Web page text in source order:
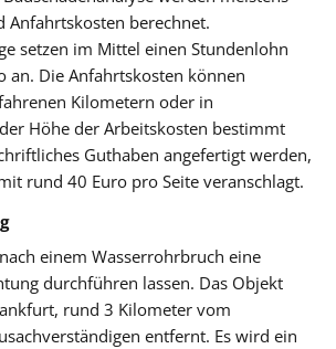
Anfahrtskosten berechnet.
setzen im Mittel einen Stundenlohn
an. Die Anfahrtskosten können
Kilometern oder in
Höhe der Arbeitskosten bestimmt
Guthaben angefertigt werden,
rund 40 Euro pro Seite veranschlagt.
einem Wasserrohrbruch eine
durchführen lassen. Das Objekt
rund 3 Kilometer vom
entfernt. Es wird ein